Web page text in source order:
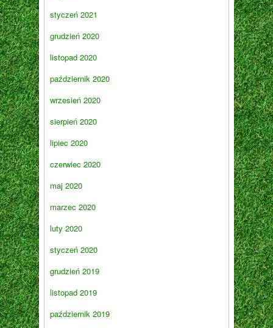
styczeń 2021
grudzień 2020
listopad 2020
październik 2020
wrzesień 2020
sierpień 2020
lipiec 2020
czerwiec 2020
maj 2020
marzec 2020
luty 2020
styczeń 2020
grudzień 2019
listopad 2019
październik 2019